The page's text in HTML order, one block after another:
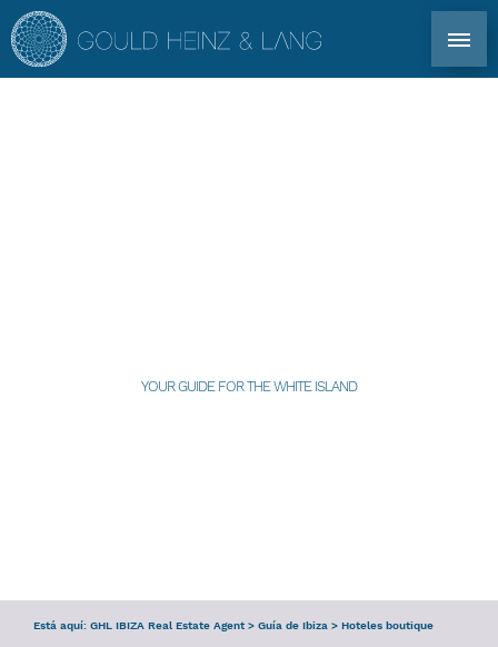
EQUIPO
YOUR GUIDE FOR THE WHITE ISLAND
Está aquí: GHL IBIZA Real Estate Agent > Guía de Ibiza > Hoteles boutique